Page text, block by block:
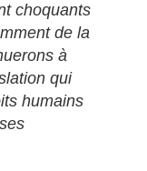
choquants
de la
à
qui
humains